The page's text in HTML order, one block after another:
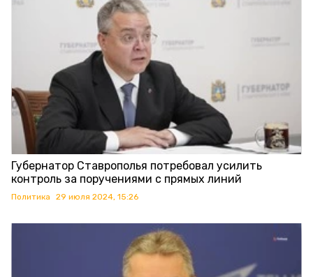
Губернатор Ставрополья потребовал усилить
контроль за поручениями с прямых линий
Политика 29 июля 2024, 15:26